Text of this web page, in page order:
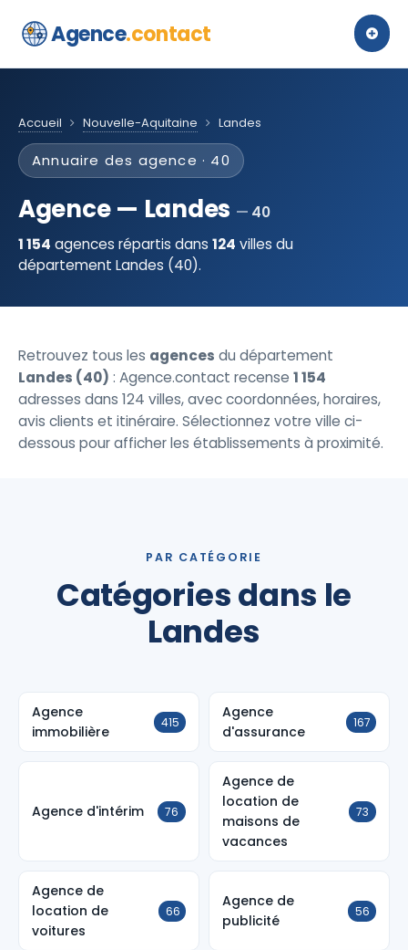
Agence.contact
Accueil Nouvelle-Aquitaine Landes
Annuaire des agence · 40
Agence — Landes
40
1 154 agences répartis dans 124 villes du
département Landes (40).
Retrouvez tous les agences du département
Landes (40) : Agence.contact recense 1 154
adresses dans 124 villes, avec coordonnées, horaires,
avis clients et itinéraire. Sélectionnez votre ville ci-
dessous pour afficher les établissements à proximité.
PAR CATÉGORIE
Catégories dans le
Landes
Agence
immobilière
415
Agence
d'assurance
167
Agence d'intérim 76
Agence de
location de
maisons de
vacances
73
Agence de
location de
voitures
66
Agence de
publicité
56